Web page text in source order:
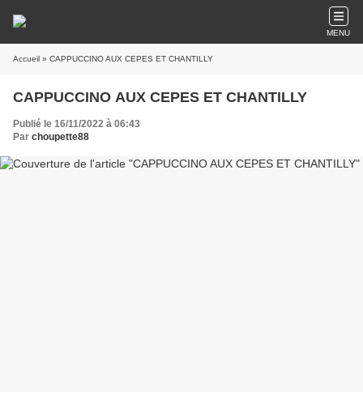
MENU
Accueil » CAPPUCCINO AUX CEPES ET CHANTILLY
CAPPUCCINO AUX CEPES ET CHANTILLY
Publié le 16/11/2022 à 06:43
Par choupette88